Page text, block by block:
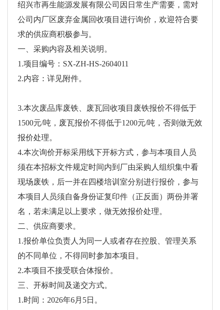
绍兴市再生能源发展有限公司因日常生产需要，需对
公司内厂区废弃金属回收项目进行询价，欢迎符合要
求的供应商积极参与。
一、采购内容及相关说明。
1.项目编号：SX-ZH-HS-2604011
2.内容：详见附件。
3.本次废品库废铁、废瓦回收项目废铁报价不得低于
1500元/吨，废瓦报价不得低于1200元/吨，否则做无效
报价处理。
4.本次询价开标采用线下开标方式，参与本项目人员
须在本招标文件规定时间内到厂由采购人组织集中看
现场废铁，后一并在四楼培训室分别进行报价，参与
本项目人员须自备身份证复印件（正反面）两份并署
名，若未满足以上要求，做无效报价处理。
二、供应商要求。
1.报价单位负责人为同一人或者存在控股、管理关系
的不同单位，不得同时参加本项目。
2.本项目不接受联合体报价。
三、开标时间及递交方式。
1.时间：2026年6月5日。